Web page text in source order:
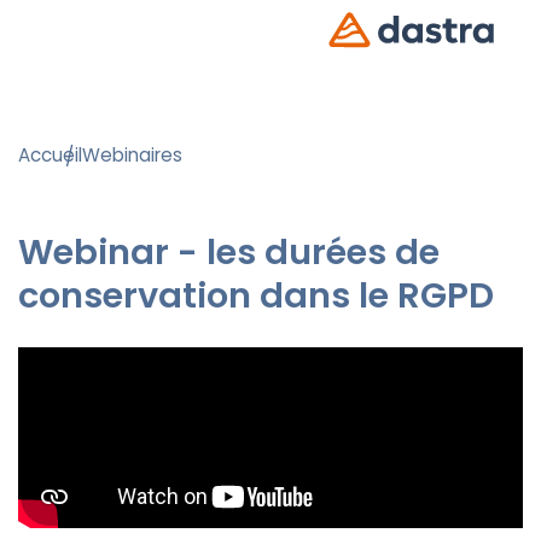
AccueilWebinaires
Webinar - les durées de
conservation dans le RGPD